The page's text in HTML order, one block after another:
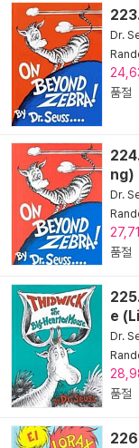
Dr.
품절
ng)
Dr.
품절
e
Dr.
품절